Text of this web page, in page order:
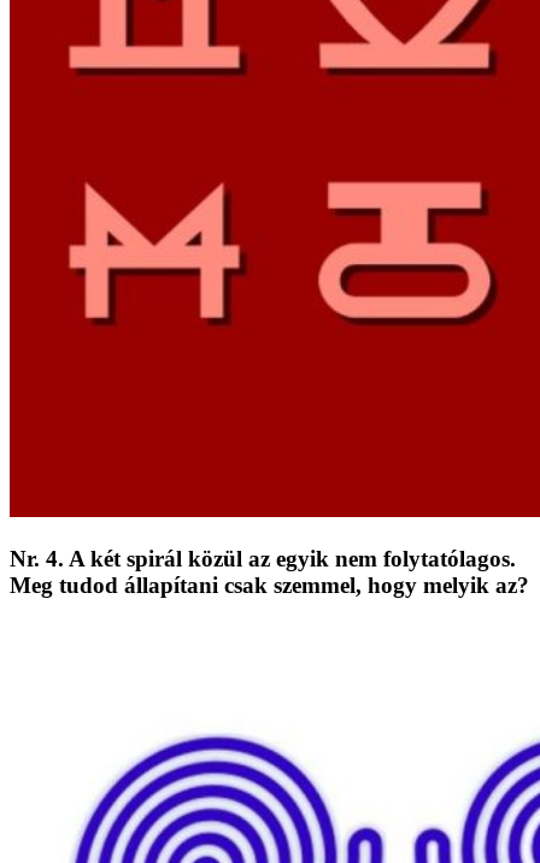
Nr. 4. A két spirál közül az egyik nem folytatólagos.
Meg tudod állapítani csak szemmel, hogy melyik az?